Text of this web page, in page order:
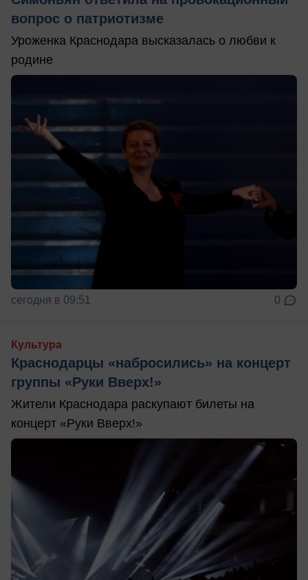
вопрос о патриотизме
Уроженка Краснодара высказалась о любви к
родине
сегодня в 09:51 0
Культура
Краснодарцы «набросились» на концерт
группы «Руки Вверх!»
Жители Краснодара раскупают билеты на
концерт «Руки Вверх!»